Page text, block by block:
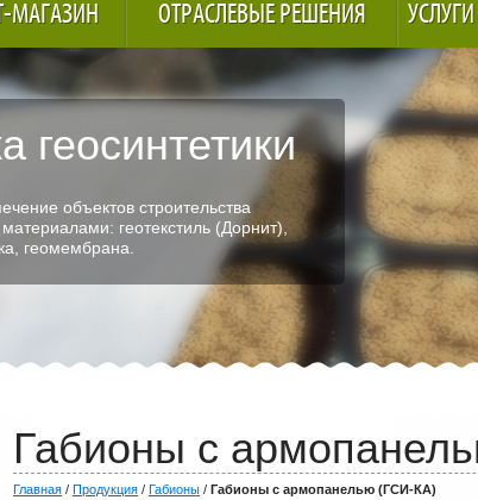
МАГАЗИН ОТРАСЛЕВЫЕ РЕШЕНИЯ УСЛУГИ
геосинтетики
объектов строительства
геотекстиль (Дорнит),
геомембрана.
Габионы с
Главная / Продукция / Габионы / Габионы с армопанелью (ГСИ-КА)